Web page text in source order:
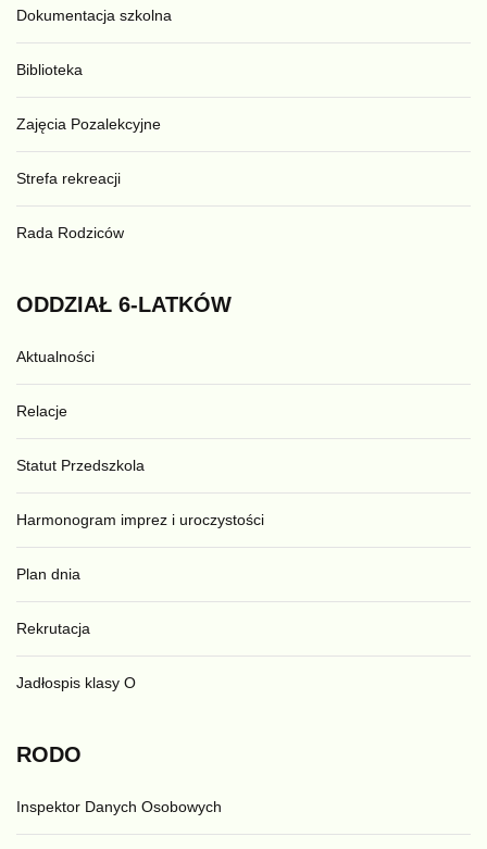
Dokumentacja szkolna
Biblioteka
Zajęcia Pozalekcyjne
Strefa rekreacji
Rada Rodziców
ODDZIAŁ 6-LATKÓW
Aktualności
Relacje
Statut Przedszkola
Harmonogram imprez i uroczystości
Plan dnia
Rekrutacja
Jadłospis klasy O
RODO
Inspektor Danych Osobowych